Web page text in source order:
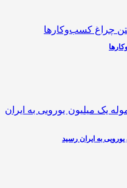
به ایران رسید